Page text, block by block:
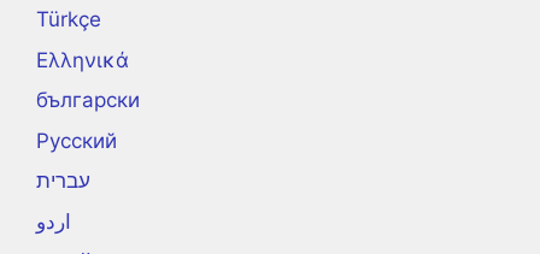
Türkçe
Ελληνικά
български
Русский
עברית
اردو